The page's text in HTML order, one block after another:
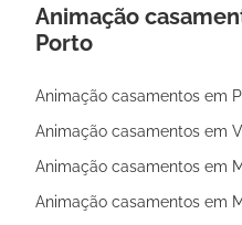
Animação
Porto
Animação casamentos em
Animação casamentos em
Animação casamentos em
Animação casamentos em